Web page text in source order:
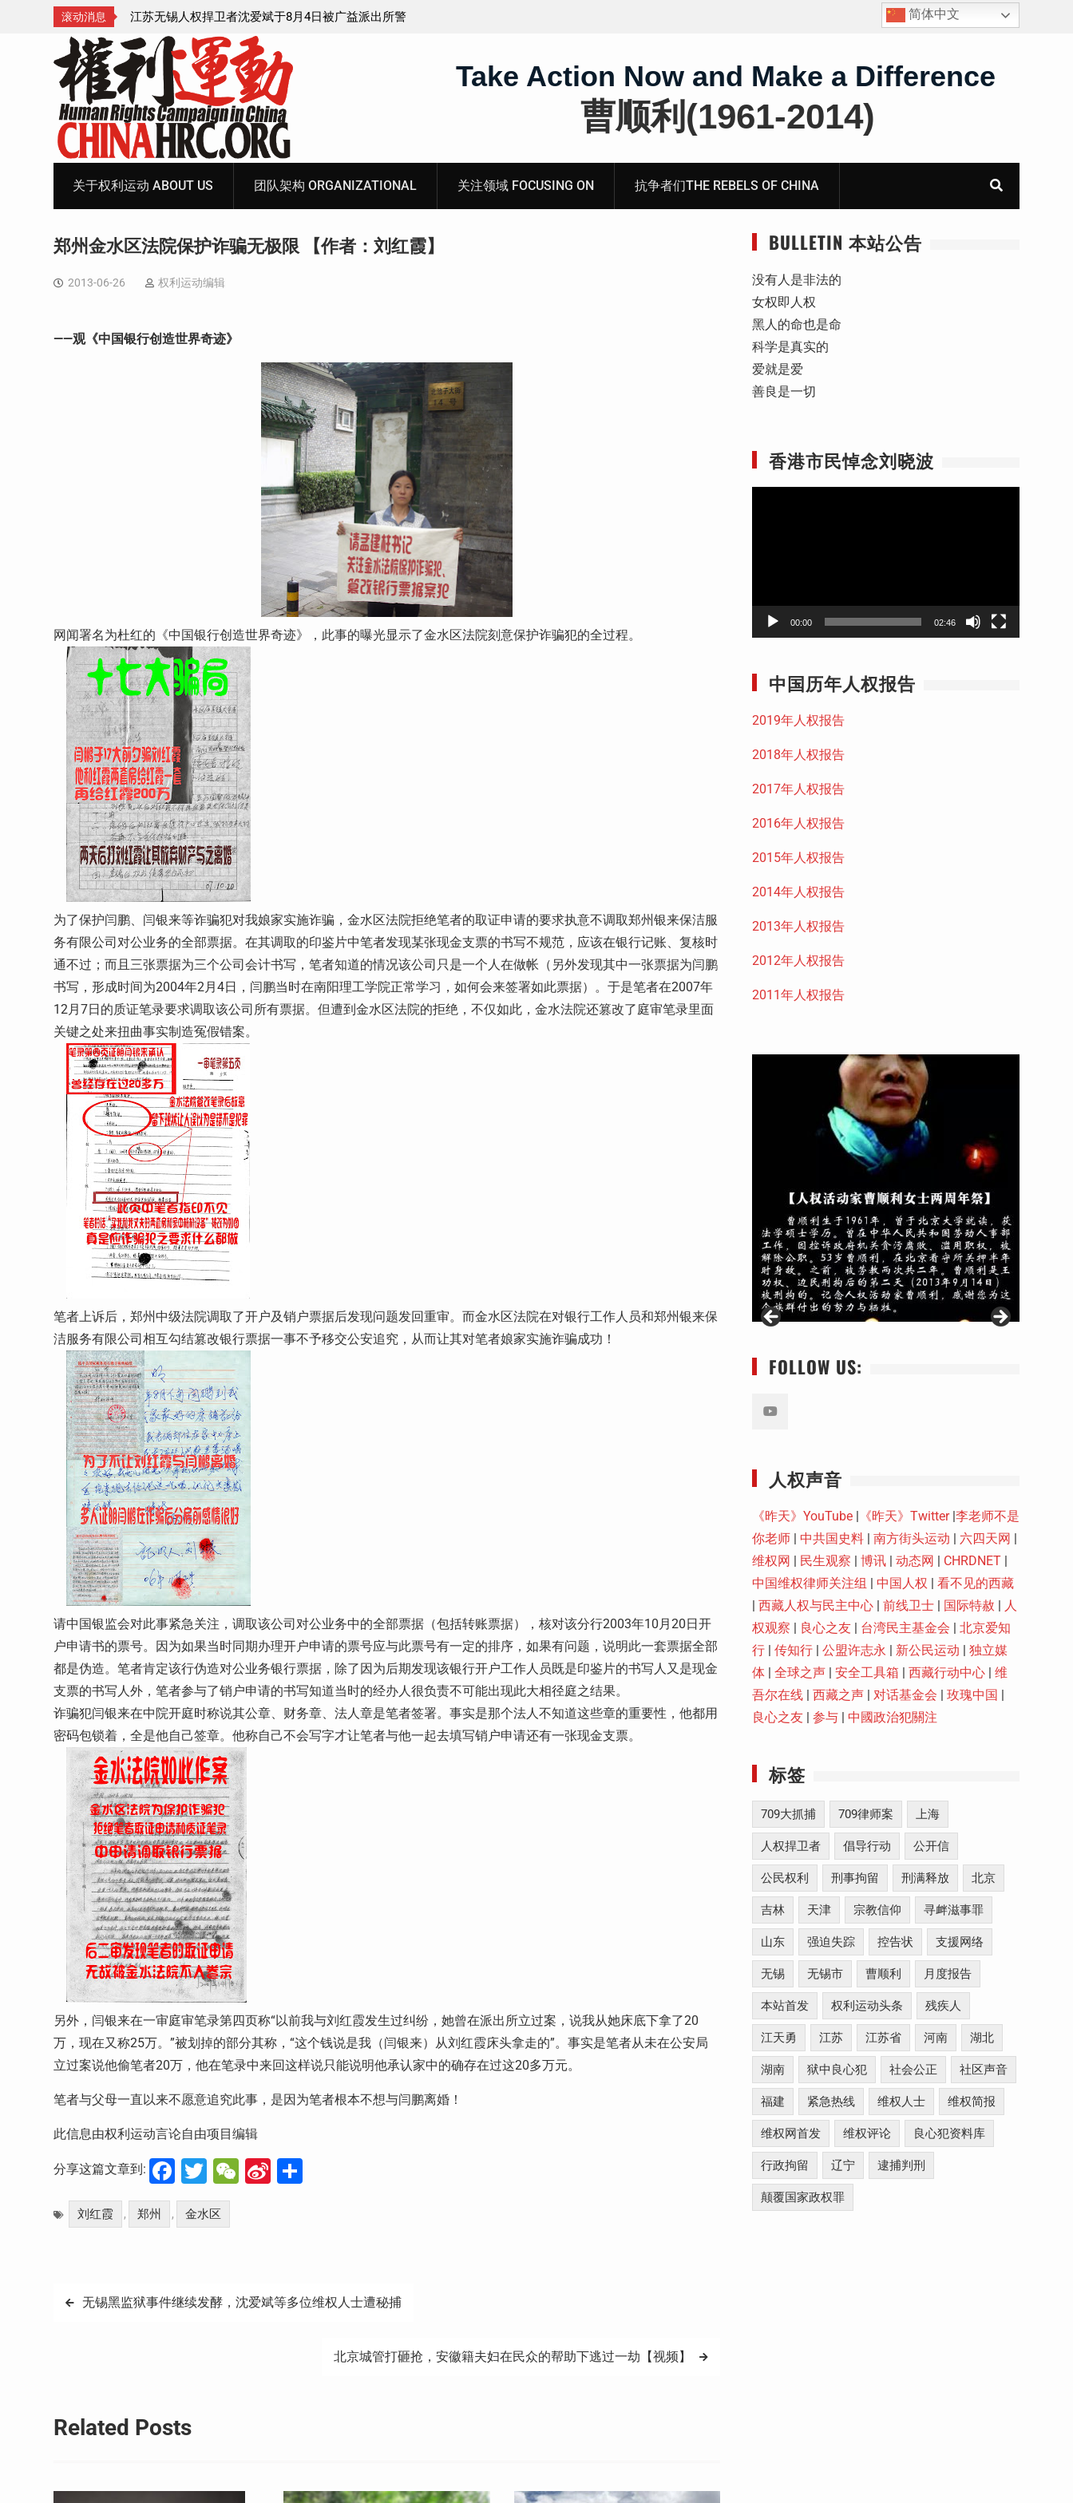
滚动消息
日被广益派出所警
带走后音信全无
武汉公民张毅于2026年7月28日被以“涉嫌煽动分裂国
家罪”执行逮捕 目前羁押在拉萨市看守所
获刑10年的“推墙大联盟案”任建平在永川监狱度过其62
简体中文
Take Action Now and Make a Difference
曹顺利(1961-2014)
关于权利运动 ABOUT US 团队架构 ORGANIZATIONAL 关注领域 FOCUSING ON 抗争者们THE REBELS OF CHINA
郑州金水区法院保护诈骗无极限 【作者：刘红霞】
2013-06-26 权利运动编辑
——观《中国银行创造世界奇迹》
网闻署名为杜红的《中国银行创造世界奇迹》，此事的曝光显示了金水区法院刻意保护诈骗犯的全过程。
为了保护闫鹏、闫银来等诈骗犯对我娘家实施诈骗，金水区法院拒绝笔者的取证申请的要求执意不调取郑州银来保洁服
务有限公司对公业务的全部票据。在其调取的印鉴片中笔者发现某张现金支票的书写不规范，应该在银行记账、复核时
通不过；而且三张票据为三个公司会计书写，笔者知道的情况该公司只是一个人在做帐（另外发现其中一张票据为闫鹏
书写，形成时间为2004年2月4日，闫鹏当时在南阳理工学院正常学习，如何会来签署如此票据）。于是笔者在2007年
12月7日的质证笔录要求调取该公司所有票据。但遭到金水区法院的拒绝，不仅如此，金水法院还篡改了庭审笔录里面
关键之处来扭曲事实制造冤假错案。
笔者上诉后，郑州中级法院调取了开户及销户票据后发现问题发回重审。而金水区法院在对银行工作人员和郑州银来保
洁服务有限公司相互勾结篡改银行票据一事不予移交公安追究，从而让其对笔者娘家实施诈骗成功！
请中国银监会对此事紧急关注，调取该公司对公业务中的全部票据（包括转账票据），核对该分行2003年10月20日开
户申请书的票号。因为如果当时同期办理开户申请的票号应与此票号有一定的排序，如果有问题，说明此一套票据全部
都是伪造。笔者肯定该行伪造对公业务银行票据，除了因为后期发现该银行开户工作人员既是印鉴片的书写人又是现金
支票的书写人外，笔者参与了销户申请的书写知道当时的经办人很负责不可能出现此大相径庭之结果。
诈骗犯闫银来在中院开庭时称说其公章、财务章、法人章是笔者签署。事实是那个法人不知道这些章的重要性，他都用
密码包锁着，全是他自己签章。他称自己不会写字才让笔者与他一起去填写销户申请还有一张现金支票。
另外，闫银来在一审庭审笔录第四页称“以前我与刘红霞发生过纠纷，她曾在派出所立过案，说我从她床底下拿了20
万，现在又称25万。”被划掉的部分其称，“这个钱说是我（闫银来）从刘红霞床头拿走的”。事实是笔者从未在公安局
立过案说他偷笔者20万，他在笔录中来回这样说只能说明他承认家中的确存在过这20多万元。
笔者与父母一直以来不愿意追究此事，是因为笔者根本不想与闫鹏离婚！
此信息由权利运动言论自由项目编辑
分享这篇文章到: Facebook
Twitter
WeChat
Sina
刘红霞 , 郑州 , 金水区
文 无锡黑监狱事件继续发酵，沈爱斌等多位维权人士遭秘捕
北京城管打砸抢，安徽籍夫妇在民众的帮助下逃过一劫【视频】
Related Posts
BULLETIN 本站公告
没有人是非法的
女权即人权
黑人的命也是命
科学是真实的
爱就是爱
善良是一切
香港市民悼念刘晓波
00:00 02:46
中国历年人权报告
2019年人权报告
2018年人权报告
2017年人权报告
2016年人权报告
2015年人权报告
2014年人权报告
2013年人权报告
2012年人权报告
2011年人权报告
FOLLOW US:
人权声音
《昨天》YouTube | 《昨天》Twitter|李老师不是
你老师 | 中共国史料 | 南方街头运动 | 六四天网 |
维权网 | 民生观察 | 博讯 | 动态网 | CHRDNET |
中国维权律师关注组 | 中国人权 | 看不见的西藏
| 西藏人权与民主中心 | 前线卫士 | 国际特赦 | 人
权观察 | 良心之友 | 台湾民主基金会 | 北京爱知
行 | 传知行 | 公盟许志永 | 新公民运动 | 独立媒
体 | 全球之声 | 安全工具箱 | 西藏行动中心 | 维
吾尔在线 | 西藏之声 | 对话基金会 | 玫瑰中国 |
良心之友 | 参与 | 中國政治犯關注
标签
709大抓捕 709律师案 上海
人权捍卫者 倡导行动 公开信
公民权利 刑事拘留 刑满释放 北京
吉林 天津 宗教信仰 寻衅滋事罪
山东 强迫失踪 控告状 支援网络
无锡 无锡市 曹顺利 月度报告
本站首发 权利运动头条 残疾人
江天勇 江苏 江苏省 河南 湖北
湖南 狱中良心犯 社会公正 社区声音
福建 紧急热线 维权人士 维权简报
维权网首发 维权评论 良心犯资料库
行政拘留 辽宁 逮捕判刑
颠覆国家政权罪